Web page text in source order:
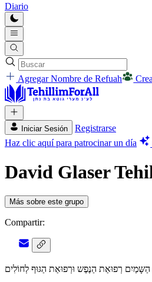
Diario
Agregar Nombre de Refuah
Iniciar Sesión
Registrarse
Haz clic aquí para patrocinar un día
David Glaser
Más sobre este grupo
Compartir:
רְפוּאַת הַנֶפֶש וּרְפוּאַת הַגּוּף לְחוֹלִים